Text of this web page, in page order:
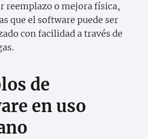
reemplazo o mejora física,
que el software puede ser
con facilidad a través de
de
en uso